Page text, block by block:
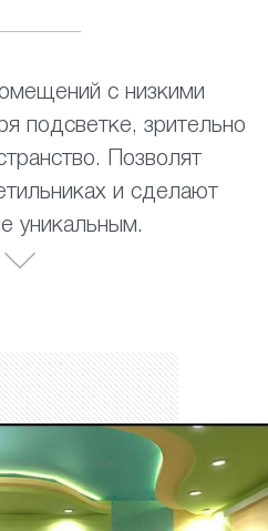
с низкими
подсветке, зрительно
Позволят
и сделают
уникальным.